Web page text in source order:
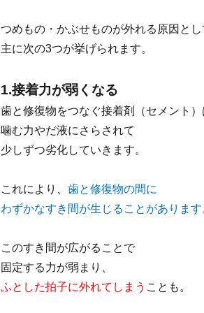
つめもの・かぶせものが外れる原因とし
主に次の3つが挙げられます。
1.接着力が弱くなる
歯と修復物をつなぐ接着剤（セメント）
噛む力やだ液にさらされて
少しずつ劣化していきます。
これにより、 歯と修復物の間に
わずかなすき間が生じることがあります
このすき間が広がることで
固定する力が弱まり、
ふとした拍子に外れてしまう ことも。